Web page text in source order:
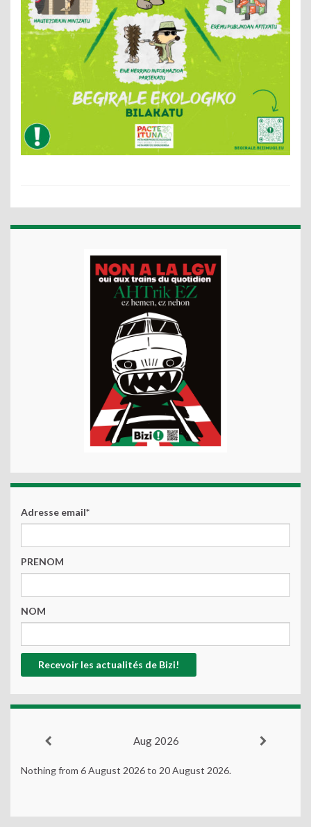
Adresse email*
PRENOM
NOM
Aug 2026
Nothing from 6 August 2026 to 20 August 2026.